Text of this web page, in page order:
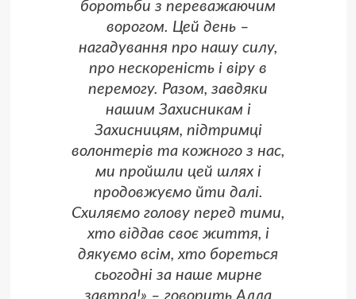
боротьби з переважаючим
ворогом. Цей день –
нагадування про нашу силу,
про нескореність і віру в
перемогу. Разом, завдяки
нашим Захисникам і
Захисницям, підтримці
волонтерів та кожного з нас,
ми пройшли цей шлях і
продовжуємо йти далі.
Схиляємо голову перед тими,
хто віддав своє життя, і
дякуємо всім, хто бореться
сьогодні за наше мирне
завтра!» – говорить Алла